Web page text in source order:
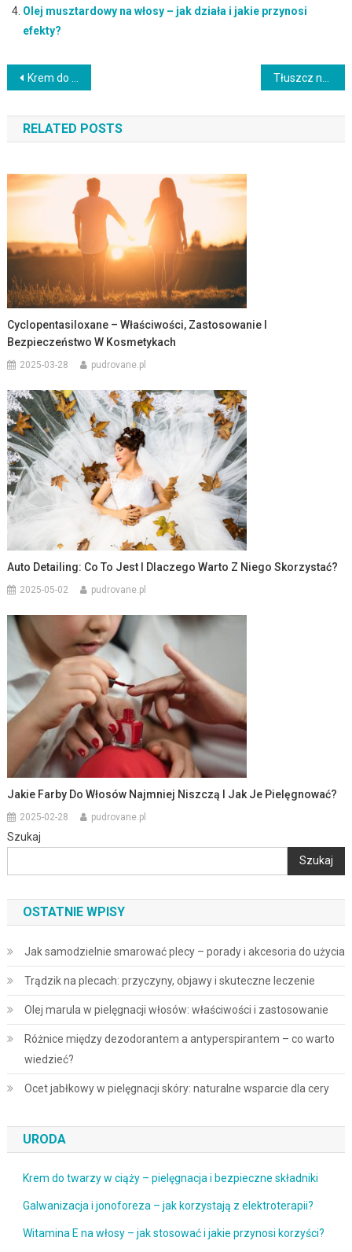
Olej musztardowy na włosy – jak działa i jakie przynosi
efekty?
Nawigacja
wpisu
Krem do tatuaży – jak dbać o tatuaż i uniknąć blaknięcia?
RELATED POSTS
Cyclopentasiloxane – Właściwości, Zastosowanie I
Bezpieczeństwo W Kosmetykach
2025-03-28 pudrovane.pl
Auto Detailing: Co To Jest I Dlaczego Warto Z Niego Skorzystać?
2025-05-02 pudrovane.pl
Jakie Farby Do Włosów Najmniej Niszczą I Jak Je Pielęgnować?
2025-02-28 pudrovane.pl
Szukaj
Szukaj
OSTATNIE WPISY
Jak samodzielnie smarować plecy – porady i akcesoria do użycia
Trądzik na plecach: przyczyny, objawy i skuteczne leczenie
Olej marula w pielęgnacji włosów: właściwości i zastosowanie
Różnice między dezodorantem a antyperspirantem – co warto
wiedzieć?
Ocet jabłkowy w pielęgnacji skóry: naturalne wsparcie dla cery
URODA
Krem do twarzy w ciąży – pielęgnacja i bezpieczne składniki
Galwanizacja i jonoforeza – jak korzystają z elektroterapii?
Witamina E na włosy – jak stosować i jakie przynosi korzyści?